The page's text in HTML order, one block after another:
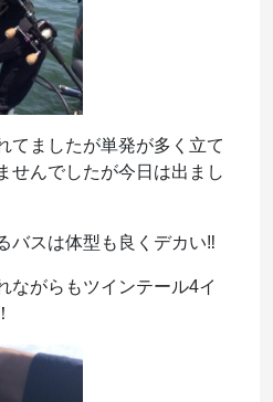
てましたが単発が多く立て
せんでしたが今日は出まし
バスは体型も良くデカい‼︎
ながらもツインテール4イ